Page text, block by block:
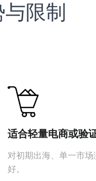
限制
适合轻量电商或验
对初期出海、单一市场
好。